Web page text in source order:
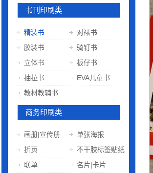
书刊印刷类
精装书
对裱书
胶装书
骑钉书
立体书
板仔书
抽拉书
EVA儿童书
教材教辅书
商务印刷类
画册|宣传册
单张海报
折页
不干胶标签贴纸
联单
名片|卡片